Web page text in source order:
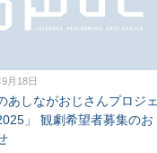
月18日
あしながおじさんプロジェ
」 観劇希望者募集のお